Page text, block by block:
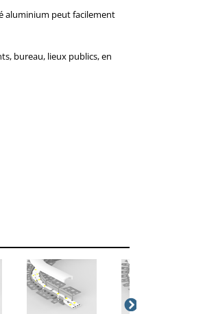
aluminium peut facilement
bureau, lieux publics, en